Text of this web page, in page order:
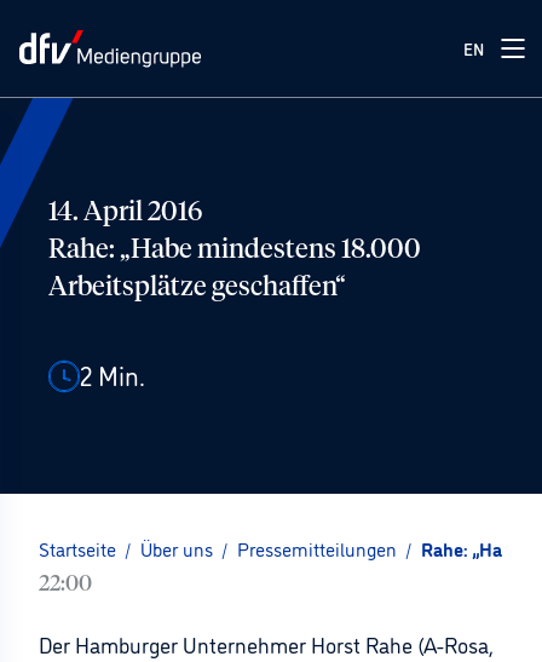
EN
14. April 2016
Rahe: „Habe mindestens 18.000
Arbeitsplätze geschaffen“
2 Min.
Startseite / Über uns / Pressemitteilungen / Rahe: „Habe
22:00
Der Hamburger Unternehmer Horst Rahe (A-Rosa,